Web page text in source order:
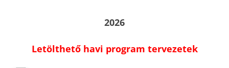
2026
Letölthető havi program tervezetek